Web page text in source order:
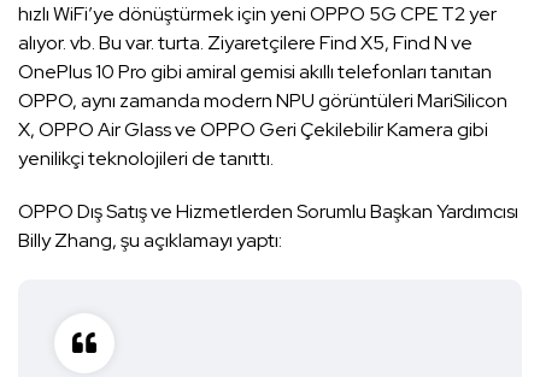
hızlı WiFi’ye dönüştürmek için yeni OPPO 5G CPE T2 yer
alıyor. vb. Bu var. turta. Ziyaretçilere Find X5, Find N ve
OnePlus 10 Pro gibi amiral gemisi akıllı telefonları tanıtan
OPPO, aynı zamanda modern NPU görüntüleri MariSilicon
X, OPPO Air Glass ve OPPO Geri Çekilebilir Kamera gibi
yenilikçi teknolojileri de tanıttı.
OPPO Dış Satış ve Hizmetlerden Sorumlu Başkan Yardımcısı
Billy Zhang, şu açıklamayı yaptı: